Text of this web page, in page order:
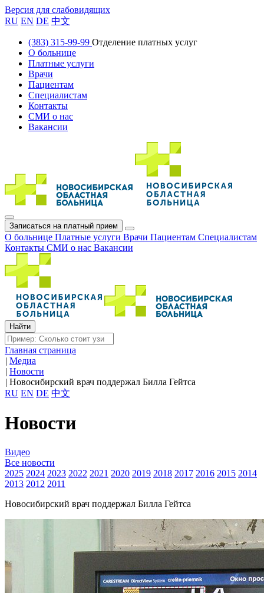
Версия для слабовидящих
RU EN DE 中文
(383) 315-99-99 Отделение платных услуг
О больнице
Платные услуги
Врачи
Пациентам
Специалистам
Контакты
СМИ о нас
Вакансии
Записаться на платный прием
О больнице Платные услуги Врачи Пациентам Специалистам
Контакты СМИ о нас Вакансии
Главная страница
| Медиа
| Новости
| Новосибирский врач поддержал Билла Гейтса
RU EN DE 中文
Новости
Видео
Все новости
2025 2024 2023 2022 2021 2020 2019 2018 2017 2016 2015 2014
2013 2012 2011
Новосибирский врач поддержал Билла Гейтса